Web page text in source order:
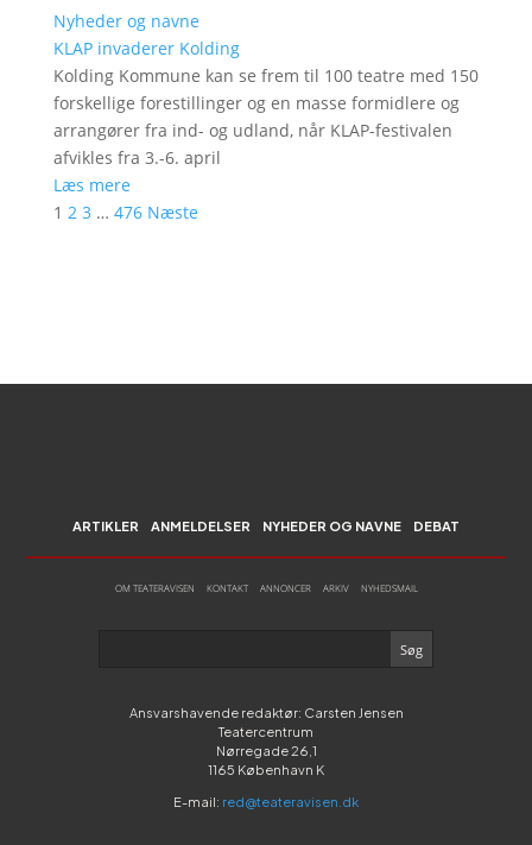
Nyheder og navne
KLAP invaderer Kolding
Kolding Kommune kan se frem til 100 teatre med 150
forskellige forestillinger og en masse formidlere og
arrangører fra ind- og udland, når KLAP-festivalen
afvikles fra 3.-6. april
Læs mere
1 2 3 … 476 Næste
ARTIKLER ANMELDELSER NYHEDER OG NAVNE DEBAT
OM TEATERAVISEN KONTAKT ANNONCER ARKIV NYHEDSMAIL
Ansvarshavende redaktør: Carsten Jensen
Teatercentrum
Nørregade 26,1
1165 København K
E-mail: red@teateravisen.dk